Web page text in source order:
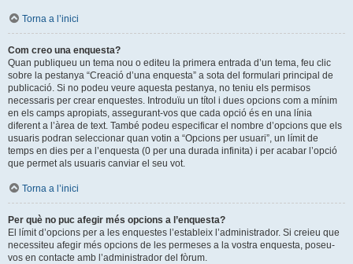
Torna a l’inici
Com creo una enquesta?
Quan publiqueu un tema nou o editeu la primera entrada d’un tema, feu clic
sobre la pestanya “Creació d’una enquesta” a sota del formulari principal de
publicació. Si no podeu veure aquesta pestanya, no teniu els permisos
necessaris per crear enquestes. Introduïu un títol i dues opcions com a mínim
en els camps apropiats, assegurant-vos que cada opció és en una línia
diferent a l’àrea de text. També podeu especificar el nombre d’opcions que els
usuaris podran seleccionar quan votin a “Opcions per usuari”, un límit de
temps en dies per a l’enquesta (0 per una durada infinita) i per acabar l’opció
que permet als usuaris canviar el seu vot.
Torna a l’inici
Per què no puc afegir més opcions a l’enquesta?
El límit d’opcions per a les enquestes l’estableix l’administrador. Si creieu que
necessiteu afegir més opcions de les permeses a la vostra enquesta, poseu-
vos en contacte amb l’administrador del fòrum.